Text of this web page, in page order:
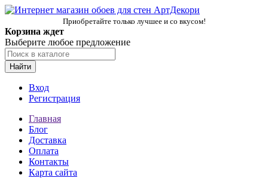
Приобретайте только лучшее и со вкусом!
Корзина ждет
Выберите любое предложение
Найти
Вход
Регистрация
Главная
Блог
Доставка
Оплата
Контакты
Карта сайта